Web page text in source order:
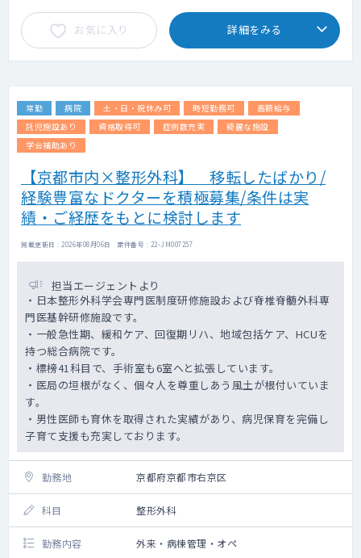
経ヘルニアや粉瘤などの体表面の疾患など幅
広い疾患の診断・治療を行っています。
お気に入り 詳細をみる
常勤 病院 土・日・祝休み可 時短勤務可
高額給与
託児施設あり
資格取得可 症例数充実
綺麗な施設
学会補助あり
【京都市内×整形外科】 移転したばかり/
経験豊富なドクターを積極募集/条件は実
績・ご経歴をもとに検討します
掲載更新日 : 2026年08月06日 案件番号 : 22-JM007257
担当エージェントより
・日本整形外科学会専門医制度研修施設および脊椎脊髄外科専
門医基幹研修施設です。
・一般急性期、緩和ケア、回復期リハ、地域包括ケア、HCUを
持つ総合病院です。
・標榜41科目で、手術室も6室へと拡張しています。
・医局の垣根がなく、個々人を尊重しあう風土が根付いていま
す。
・男性医師も育休を取得された実績があり、病児保育を完備し
子育て支援も充実しております。
勤務地 京都府京都市右京区
科目 整形外科
勤務内容 外来・病棟管理・オペ